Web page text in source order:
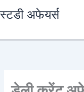
to
स्टडी अफेयर्स